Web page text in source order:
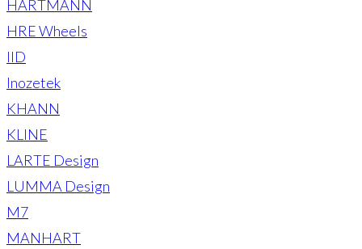
HARTMANN
HRE Wheels
IID
Inozetek
KHANN
KLINE
LARTE Design
LUMMA Design
M7
MANHART